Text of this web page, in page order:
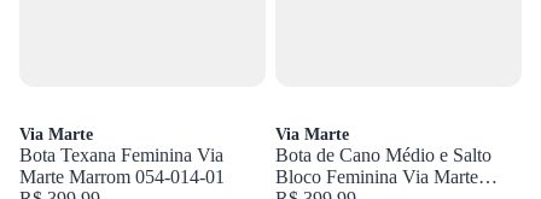
Via Marte
Bota Texana Feminina Via
Marte Marrom 054-014-01
Via Marte
Bota de Cano Médio e Salto
Bloco Feminina Via Marte